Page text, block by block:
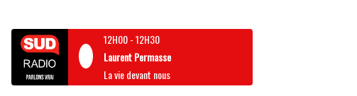
12H00-12H30
Laurent Permasse
La vie devant nous